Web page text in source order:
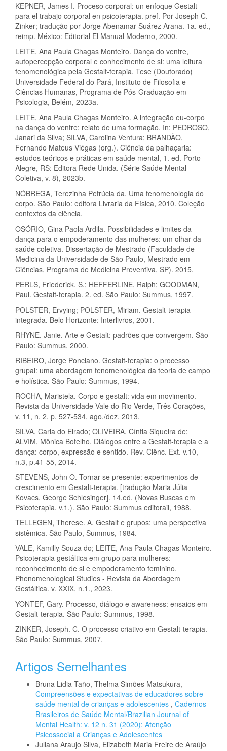
KEPNER, James I. Proceso corporal: un enfoque Gestalt
para el trabajo corporal en psicoterapia. pref. Por Joseph C.
Zinker; tradução por Jorge Abenamar Suárez Arana. 1a. ed.,
reimp. México: Editorial El Manual Moderno, 2000.
LEITE, Ana Paula Chagas Monteiro. Dança do ventre,
autopercepção corporal e conhecimento de si: uma leitura
fenomenológica pela Gestalt-terapia. Tese (Doutorado)
Universidade Federal do Pará, Instituto de Filosofia e
Ciências Humanas, Programa de Pós-Graduação em
Psicologia, Belém, 2023a.
LEITE, Ana Paula Chagas Monteiro. A integração eu-corpo
na dança do ventre: relato de uma formação. In: PEDROSO,
Janari da Silva; SILVA, Carolina Ventura; BRANDÃO,
Fernando Mateus Viégas (org.). Ciência da palhaçaria:
estudos teóricos e práticas em saúde mental, 1. ed. Porto
Alegre, RS: Editora Rede Unida. (Série Saúde Mental
Coletiva, v. 8), 2023b.
NÓBREGA, Terezinha Petrúcia da. Uma fenomenologia do
corpo. São Paulo: editora Livraria da Física, 2010. Coleção
contextos da ciência.
OSÓRIO, Gina Paola Ardila. Possibilidades e limites da
dança para o empoderamento das mulheres: um olhar da
saúde coletiva. Dissertação de Mestrado (Faculdade de
Medicina da Universidade de São Paulo, Mestrado em
Ciências, Programa de Medicina Preventiva, SP). 2015.
PERLS, Friederick. S.; HEFFERLINE, Ralph; GOODMAN,
Paul. Gestalt-terapia. 2. ed. São Paulo: Summus, 1997.
POLSTER, Ervying; POLSTER, Miriam. Gestalt-terapia
integrada. Belo Horizonte: Interlivros, 2001.
RHYNE, Janie. Arte e Gestalt: padrões que convergem. São
Paulo: Summus, 2000.
RIBEIRO, Jorge Ponciano. Gestalt-terapia: o processo
grupal: uma abordagem fenomenológica da teoria de campo
e holística. São Paulo: Summus, 1994.
ROCHA, Maristela. Corpo e gestalt: vida em movimento.
Revista da Universidade Vale do Rio Verde, Três Corações,
v. 11, n. 2, p. 527-534, ago./dez. 2013.
SILVA, Carla do Eirado; OLIVEIRA, Cíntia Siqueira de;
ALVIM, Mônica Botelho. Diálogos entre a Gestalt-terapia e a
dança: corpo, expressão e sentido. Rev. Ciênc. Ext. v.10,
n.3, p.41-55, 2014.
STEVENS, John O. Tornar-se presente: experimentos de
crescimento em Gestalt-terapia. [tradução Maria Júlia
Kovacs, George Schlesinger]. 14.ed. (Novas Buscas em
Psicoterapia. v.1.). São Paulo: Summus editorail, 1988.
TELLEGEN, Therese. A. Gestalt e grupos: uma perspectiva
sistêmica. São Paulo, Summus, 1984.
VALE, Kamilly Souza do; LEITE, Ana Paula Chagas Monteiro.
Psicoterapia gestáltica em grupo para mulheres:
reconhecimento de si e empoderamento feminino.
Phenomenological Studies - Revista da Abordagem
Gestáltica. v. XXIX, n.1., 2023.
YONTEF, Gary. Processo, diálogo e awareness: ensaios em
Gestalt-terapia. São Paulo: Summus, 1998.
ZINKER, Joseph. C. O processo criativo em Gestalt-terapia.
São Paulo: Summus, 2007.
Artigos Semelhantes
Bruna Lidia Taño, Thelma Simões Matsukura,
Compreensões e expectativas de educadores sobre
saúde mental de crianças e adolescentes , Cadernos
Brasileiros de Saúde Mental/Brazilian Journal of
Mental Health: v. 12 n. 31 (2020): Atenção
Psicossocial a Crianças e Adolescentes
Juliana Araujo Silva, Elizabeth Maria Freire de Araújo